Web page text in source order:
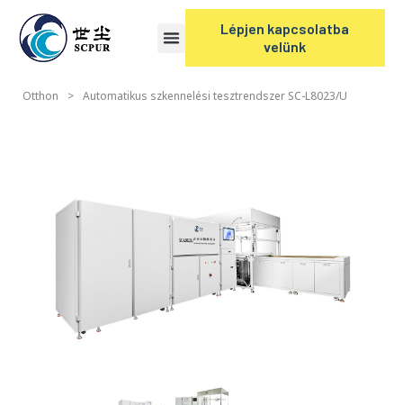
Lépjen kapcsolatba
velünk
Otthon > Automatikus szkennelési tesztrendszer SC-L8023/U